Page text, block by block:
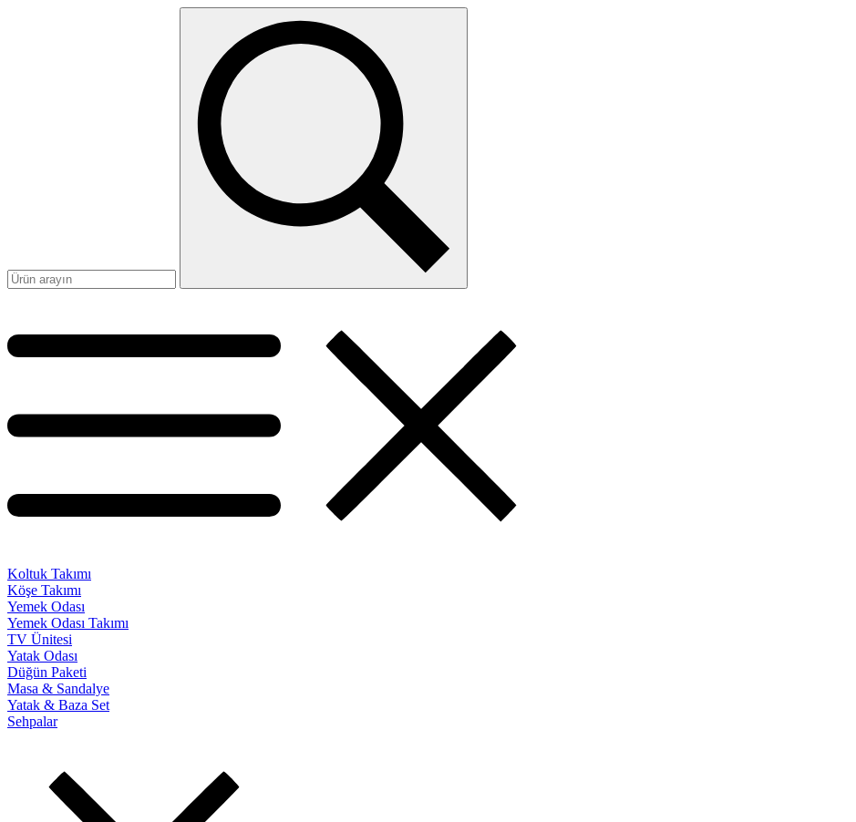
Koltuk Takımı
Köşe Takımı
Yemek Odası
Yemek Odası Takımı
TV Ünitesi
Yatak Odası
Düğün Paketi
Masa & Sandalye
Yatak & Baza Set
Sehpalar